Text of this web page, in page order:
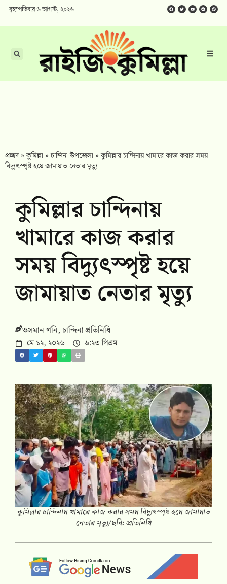
বৃহস্পতিবার ৬ আগস্ট, ২০২৬
প্রচ্ছদ»কুমিল্লা »চান্দিনা উপজেলা »কুমিল্লার চান্দিনায় খামারে কাজ করার সময়
বিদ্যুৎস্পৃষ্ট হয়ে জামায়াত নেতার মৃত্যু
কুমিল্লার চান্দিনায়
খামারে কাজ করার
সময় বিদ্যুৎস্পৃষ্ট হয়ে
জামায়াত নেতার মৃত্যু
ওসমান গনি, চান্দিনা প্রতিনিধি
মে ১২, ২০২৬ ৬:২৩ পিএম
কুমিল্লার চান্দিনায় খামারে কাজ করার সময় বিদ্যুৎস্পৃষ্ট হয়ে জামায়াত
নেতার মৃত্যু/ছবি: প্রতিনিধি